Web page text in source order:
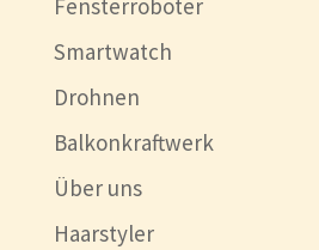
Fensterroboter
Smartwatch
Drohnen
Balkonkraftwerk
Über uns
Haarstyler